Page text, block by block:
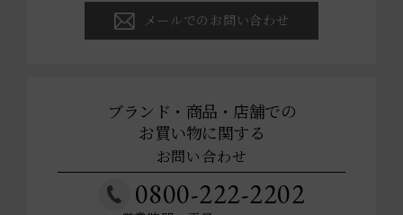
メールでのお問い合わせ
ブランド・商品・店舗での
お買い物に関する
お問い合わせ
0800-222-2202